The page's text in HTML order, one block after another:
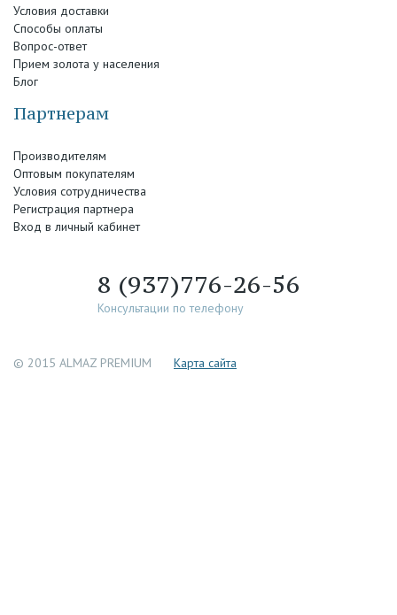
Условия доставки
Способы оплаты
Вопрос-ответ
Прием золота у населения
Блог
Партнерам
Производителям
Оптовым покупателям
Условия сотрудничества
Регистрация партнера
Вход в личный кабинет
8 (937)776-26-56
Консультации по телефону
© 2015 ALMAZ PREMIUM Каpта сайта